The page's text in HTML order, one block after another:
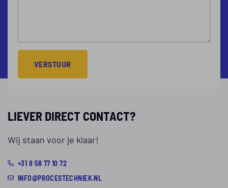
VERSTUUR
LIEVER DIRECT CONTACT?
Wij staan voor je klaar!
+31 8 58 77 10 72
INFO@PROCESTECHNIEK.NL